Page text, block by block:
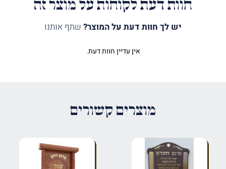
חוות דעת לקוחות על מוצר זה
יש לך חוות דעת על המוצר? שתף אותנו
הביקורת שלך*
אין עדיין חוות דעת.
מוצרים קשורים